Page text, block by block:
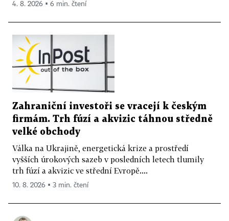
4. 8. 2026 ▪ 6 min. čtení
Zahraniční investoři se vracejí k českým
firmám. Trh fúzí a akvizic táhnou středně
velké obchody
Válka na Ukrajině, energetická krize a prostředí
vyšších úrokových sazeb v posledních letech tlumily
trh fúzí a akvizic ve střední Evropě....
10. 8. 2026 ▪ 3 min. čtení